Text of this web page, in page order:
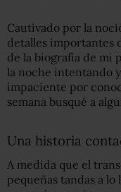
Cautivado por la
detalles importantes
de la biografía de mi
la noche intentando
impaciente por
semana busqué a
Una historia
A medida que el
pequeñas tandas a